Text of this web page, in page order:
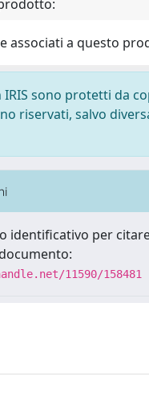
associati a questo
sono protetti da
riservati, salvo
identificativo per
11590/158481